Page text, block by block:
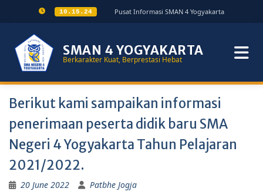
10.15.25 Pusat Informasi SMAN 4 Yogyakarta
SMAN 4 YOGYAKARTA
Berkarakter Kuat, Berprestasi Hebat
Berikut kami sampaikan informasi
penerimaan peserta didik baru SMA
Negeri 4 Yogyakarta Tahun Pelajaran
2021/2022.
20 June 2022 Patbhe Jogja